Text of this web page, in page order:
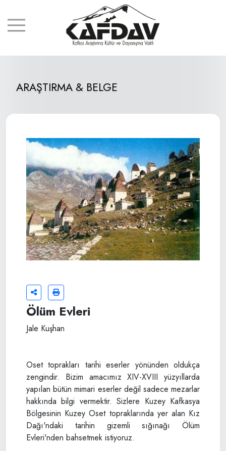
ARAŞTIRMA & BELGE
Ölüm Evleri
Jale Kuşhan
Oset toprakları tarihi eserler yönünden oldukça
zengindir. Bizim amacımız XIV-XVIII yüzyıllarda
yapılan bütün mimari eserler değil sadece mezarlar
hakkında bilgi vermektir. Sizlere Kuzey Kafkasya
Bölgesinin Kuzey Oset topraklarında yer alan Kız
Dağı'ndaki tarihin gizemli sığınağı Ölüm
Evleri'nden bahsetmek istiyoruz.